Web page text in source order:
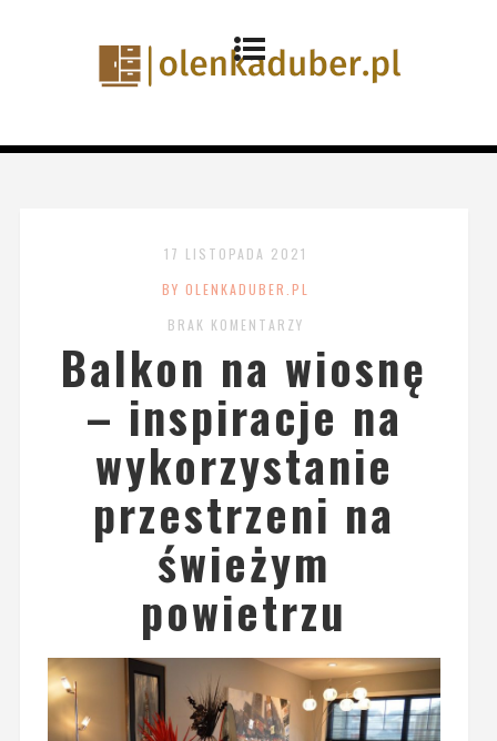
17 LISTOPADA 2021
BY OLENKADUBER.PL
BRAK KOMENTARZY
Balkon na wiosnę
– inspiracje na
wykorzystanie
przestrzeni na
świeżym
powietrzu